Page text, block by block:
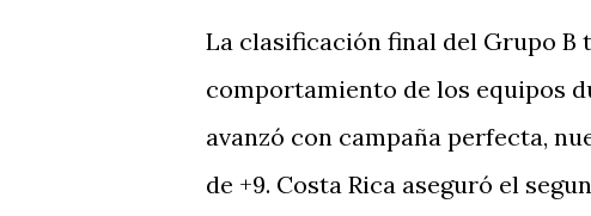
La clasificación final del Grupo
comportamiento de los equipos
avanzó con campaña perfecta,
de +9. Costa Rica aseguró el